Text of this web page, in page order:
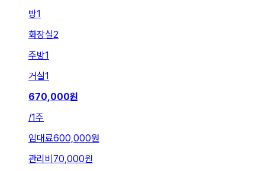
방1
화장실2
주방1
거실1
670,000원
/1주
임대료600,000원
관리비 70,000원